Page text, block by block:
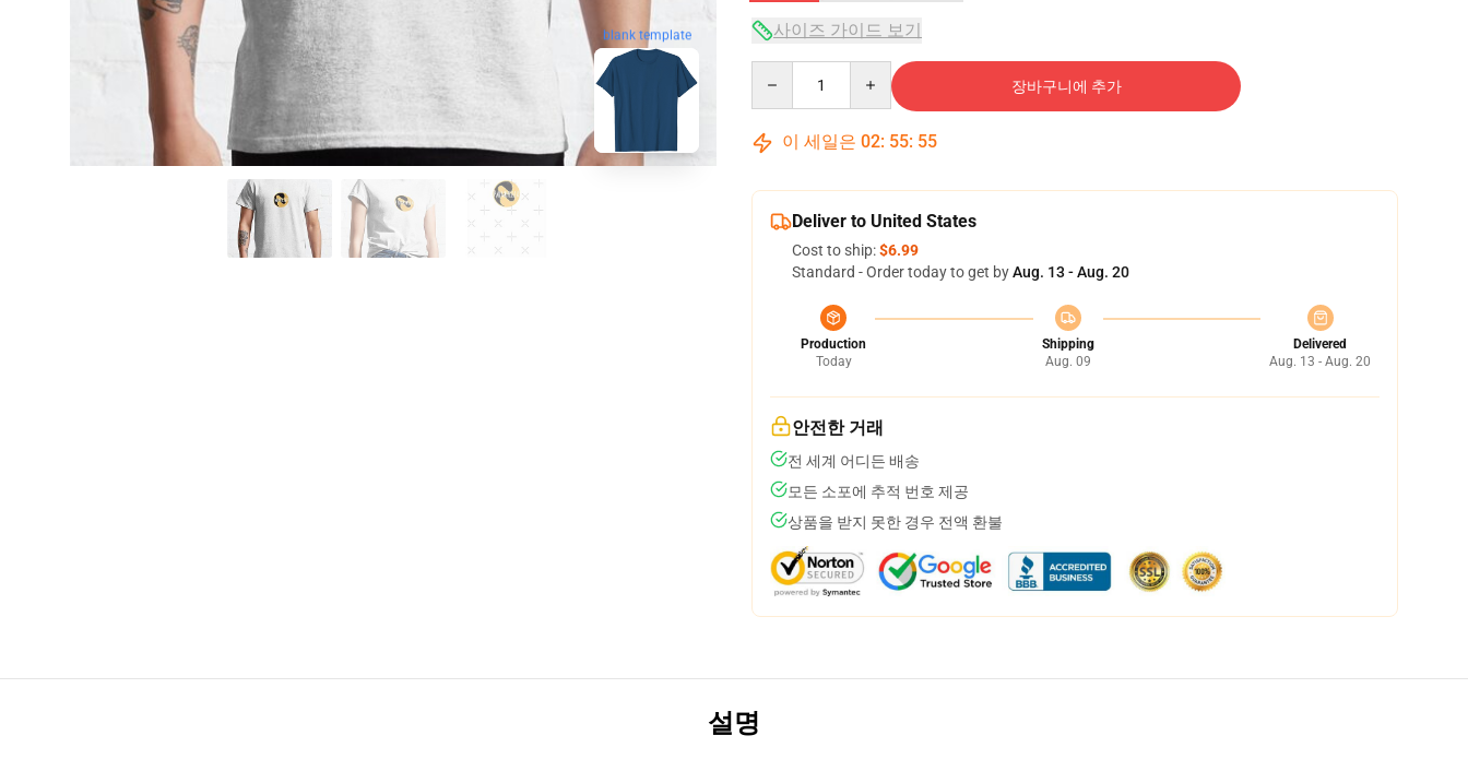
blank template 사이즈 가이드 보기
장바구니에 추가
이 세일은 02: 55: 54
Deliver to United States
Cost to ship:$6.99
Standard - Order today to get byAug. 13 - Aug. 20
Production
Today
Shipping
Aug. 09
Delivered
Aug. 13 - Aug. 20
안전한 거래
전 세계 어디든 배송
모든 소포에 추적 번호 제공
상품을 받지 못한 경우 전액 환불
설명